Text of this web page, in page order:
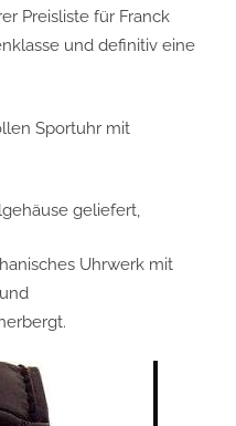
Preisliste für Franck
und definitiv eine
Sportuhr mit
geliefert,
Uhrwerk mit